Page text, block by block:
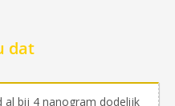
dat
al bij 4 nanogram dodelijk